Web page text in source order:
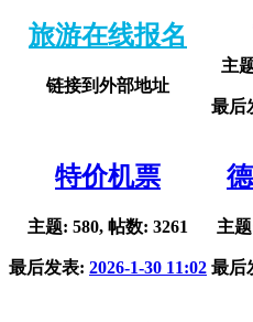
旅游在线报名
链接到外部地址
主
最后
特价机票
主题: 580, 帖数: 3261
最后发表: 2026-1-30 11:02
主
最后